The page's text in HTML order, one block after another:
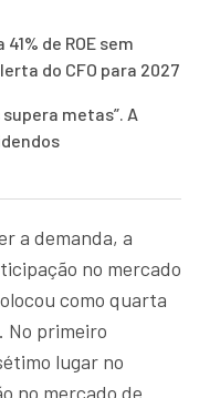
de ROE sem
do CFO para 2027
metas”. A
a demanda, a
no mercado
como quarta
No primeiro
lugar no
no mercado de